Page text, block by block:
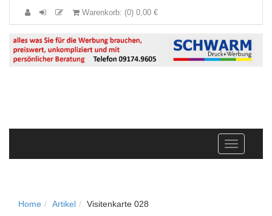
Warenkorb: (0) 0,00 €
Navigation
anzeigen
Home Artikel Visitenkarte 028